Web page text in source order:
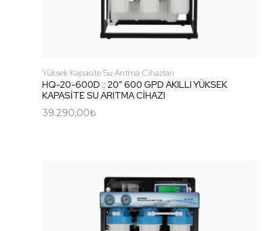
Yüksek Kapasite Su Arıtma Cihazları
HQ-20-600D :: 20″ 600 GPD AKILLI YÜKSEK
KAPASİTE SU ARITMA CİHAZI
39.290,00₺